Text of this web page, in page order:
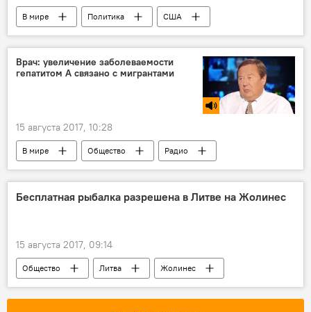
В мире Политика
США
КНДР
Дональд Трамп
Ким Чен Ын
ракетный удар США по КНДР
Ким Чен Ын
Врач: увеличение заболеваемости
гепатитом А связано с мигрантами
15 августа 2017, 10:28
В мире Общество
Радио
гепатит
Бесплатная рыбалка разрешена в Литве на Жолинес
15 августа 2017, 09:14
Общество Литва
Жолинес
рыба